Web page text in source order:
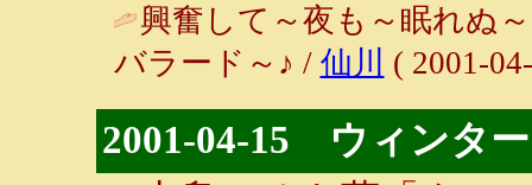
興奮して～夜も～眠れぬ
バラード～♪ / 仙川 ( 2001-
2001-04-15 ウィンタ